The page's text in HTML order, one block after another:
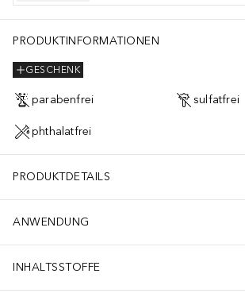
PRODUKTINFORMATIONEN
GESCHENK
parabenfrei sulfatfrei
phthalatfrei
PRODUKTDETAILS
ANWENDUNG
INHALTSSTOFFE